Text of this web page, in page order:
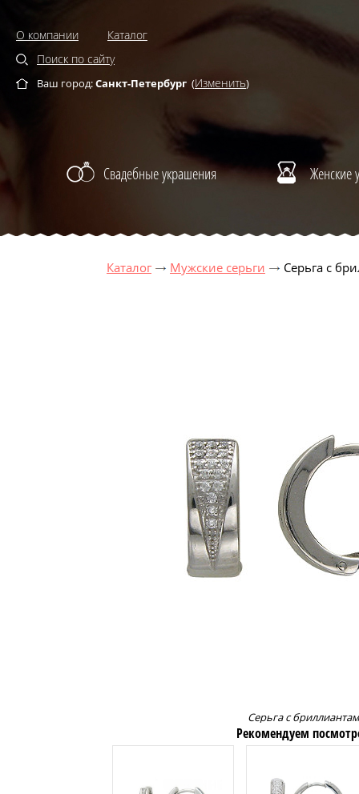
О компании
Каталог
Поиск по сайту
Ваш город:Санкт-Петербург (Изменить)
Свадебные украшения Женские
Каталог Мужские серьги Серьга с
Серьга с
Рекомендуем